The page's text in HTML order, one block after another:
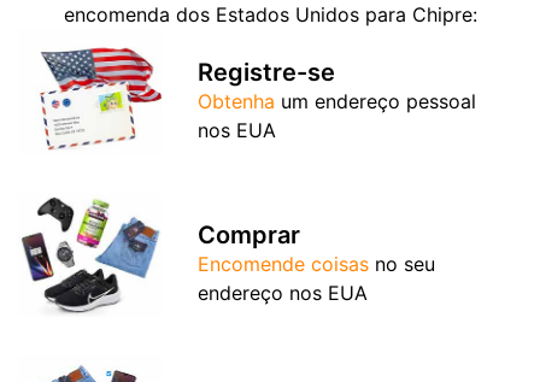
encomenda dos Estados Unidos para Chipre:
Registre-se
Obtenha um endereço pessoal
nos EUA
Comprar
Encomende coisas no seu
endereço nos EUA